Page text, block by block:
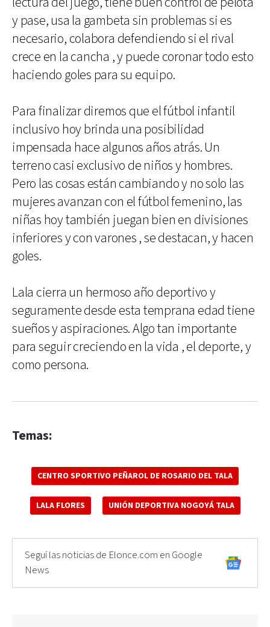
y pase, usa la gambeta sin problemas si es
necesario, colabora defendiendo si el rival
crece en la cancha , y puede coronar todo esto
haciendo goles para su equipo.
Para finalizar diremos que el fútbol infantil
inclusivo hoy brinda una posibilidad
impensada hace algunos años atrás. Un
terreno casi exclusivo de niños y hombres.
Pero las cosas están cambiando y no solo las
mujeres avanzan con el fútbol femenino, las
niñas hoy también juegan bien en divisiones
inferiores y con varones , se destacan, y hacen
goles.
Lala cierra un hermoso año deportivo y
seguramente desde esta temprana edad tiene
sueños y aspiraciones. Algo tan importante
para seguir creciendo en la vida , el deporte, y
como persona.
Temas:
CENTRO SPORTIVO PEÑAROL DE ROSARIO DEL TALA
LALA FLORES UNIÓN DEPORTIVA NOGOYÁ TALA
Seguí las noticias de Elonce.com en Google
News